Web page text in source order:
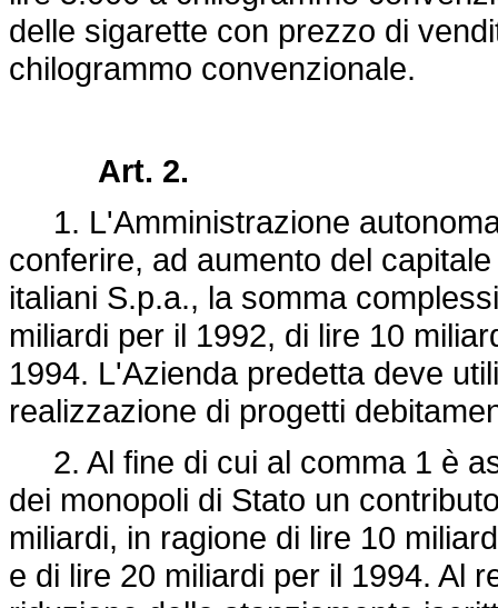
delle sigarette con prezzo di
chilogrammo convenzionale.
Art. 2.
1. L'Amministrazione
conferire, ad aumento del
italiani S.p.a., la somma
miliardi per il 1992, di lire 10
1994. L'Azienda predetta deve
realizzazione di progetti
2. Al fine di cui al comma 1 è
dei monopoli di Stato un
miliardi, in ragione di lire 10
e di lire 20 miliardi per il 1994. Al